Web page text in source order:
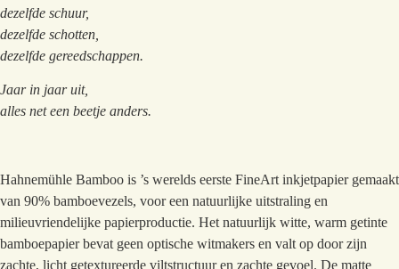
dezelfde schuur,
dezelfde schotten,
dezelfde gereedschappen.
Jaar in jaar uit,
alles net een beetje anders.
Hahnemühle Bamboo is ’s werelds eerste FineArt inkjetpapier gemaakt
van 90% bamboevezels, voor een natuurlijke uitstraling en
milieuvriendelijke papierproductie. Het natuurlijk witte, warm getinte
bamboepapier bevat geen optische witmakers en valt op door zijn
zachte, licht getextureerde viltstructuur en zachte gevoel. De matte